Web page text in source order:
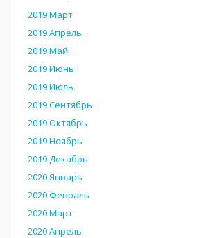
2019 Март
2019 Апрель
2019 Май
2019 Июнь
2019 Июль
2019 Сентябрь
2019 Октябрь
2019 Ноябрь
2019 Декабрь
2020 Январь
2020 Февраль
2020 Март
2020 Апрель